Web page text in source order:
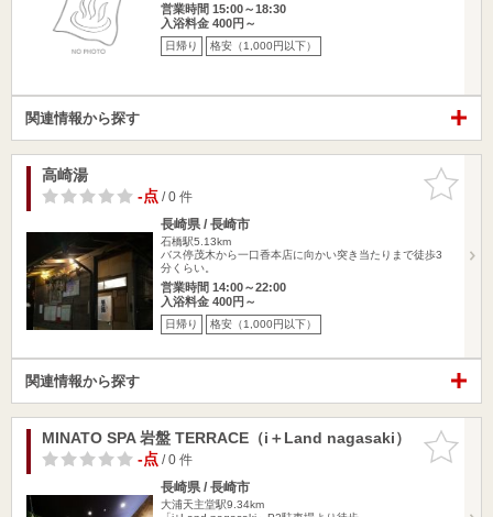
営業時間 15:00～18:30
入浴料金 400円～
日帰り 格安（1,000円以下）
関連情報から探す
お気に入
りに追加
高崎湯
-点/ 0 件
長崎県 / 長崎市
石橋駅5.13km
バス停茂木から一口香本店に向かい突き当たりまで徒歩3
分くらい。
営業時間 14:00～22:00
入浴料金 400円～
日帰り 格安（1,000円以下）
関連情報から探す
お気に入
りに追加
MINATO SPA 岩盤 TERRACE（i＋Land nagasaki）
-点/ 0 件
長崎県 / 長崎市
大浦天主堂駅9.34km